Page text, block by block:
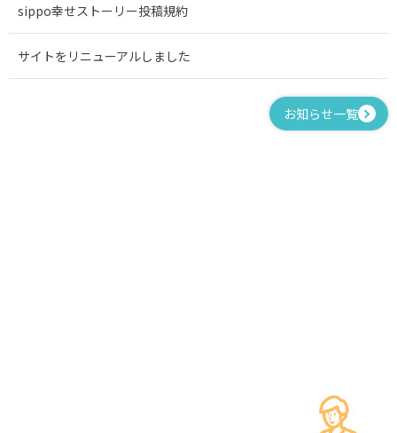
sippo幸せストーリー投稿規約
サイトをリニューアルしました
お知らせ一覧